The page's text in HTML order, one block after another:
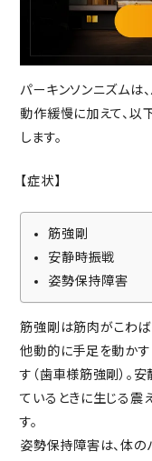
パーキンソンニズムは
動作緩慢に加えて、
します。
【症状】
筋強剛
安静時振戦
姿勢保持障害
筋強剛は筋肉がこわば
他動的に手足を動かす
す（歯車様筋強剛）。
ているときに生じる震
す。
姿勢保持障害は、体の